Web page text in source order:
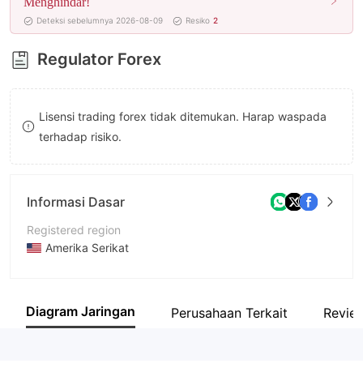
7
8
9
5
6
7
8
9
8
9
Deteksi sebelumnya 2026-08-09 Resiko 2
Regulator Forex
Lisensi trading forex tidak ditemukan. Harap waspada
terhadap risiko.
Informasi Dasar
Registered region
Amerika Serikat
Nama perusahaan
Diagram Jaringan Perusahaan Terkait